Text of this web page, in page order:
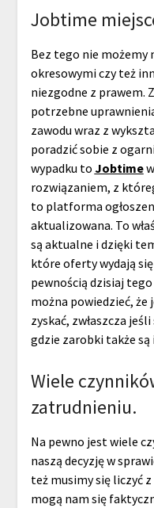
Jobtime
Bez tego nie możemy
okresowymi czy też
niezgodne z prawem.
potrzebne
zawodu wraz z
poradzić sobie z
wypadku to Jobtime
rozwiązaniem, z
to platforma
aktualizowana. To
są aktualne i dzięki
które oferty wydają
pewnością dzisiaj
można powiedzieć,
zyskać, zwłaszcza
gdzie zarobki także są
Wiele
zatrudnieniu.
Na pewno jest wiele
naszą decyzję w
też musimy się liczyć
mogą nam się